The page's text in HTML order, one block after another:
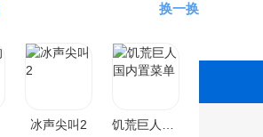
换一换
冰声尖叫2